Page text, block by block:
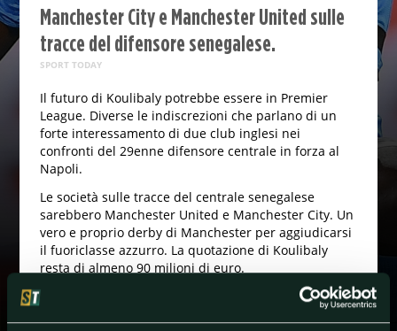
Manchester City e Manchester United sulle
tracce del difensore senegalese.
SPORT TODAY
Il futuro di Koulibaly potrebbe essere in Premier
League. Diverse le indiscrezioni che parlano di un
forte interessamento di due club inglesi nei
confronti del 29enne difensore centrale in forza al
Napoli.
Le società sulle tracce del centrale senegalese
sarebbero Manchester United e Manchester City. Un
vero e proprio derby di Manchester per aggiudicarsi
il fuoriclasse azzurro. La quotazione di Koulibaly
resta di almeno 90 milioni di euro.